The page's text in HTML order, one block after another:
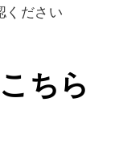
ください
ちら